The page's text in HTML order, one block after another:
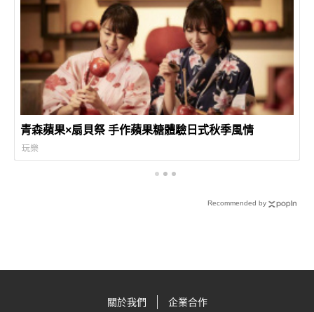
青森蘋果×扇貝祭 手作蘋果糖體驗日式秋季風情
玩樂
Recommended by
關於我們 企業合作